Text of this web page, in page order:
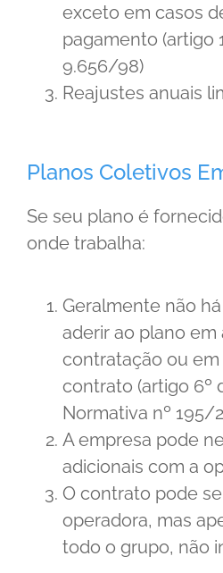
exceto em casos
pagamento (artigo
9.656/98)
Reajustes anuais
Planos Coletivos
Se seu plano é
onde trabalha:
Geralmente não
aderir ao plano em
contratação ou
contrato (artigo 6º
Normativa nº 195/
A empresa pode
adicionais com a
O contrato pode
operadora, mas
todo o grupo, não